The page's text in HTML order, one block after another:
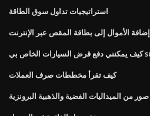
استراتيجيات تداول سوق الطاقة
إضافة الأموال إلى بطاقة المقص عبر الإنترنت
كيف تقرأ مخططات صرف العملات
صور من الميداليات الفضية والذهبية البرونزية